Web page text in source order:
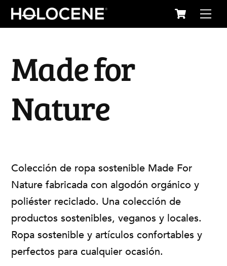
Skip
to
Cart
Made for
Nature
Colección de ropa sostenible Made For
Nature fabricada con algodón orgánico y
poliéster reciclado. Una colección de
productos sostenibles, veganos y locales.
Ropa sostenible y artículos confortables y
perfectos para cualquier ocasión.